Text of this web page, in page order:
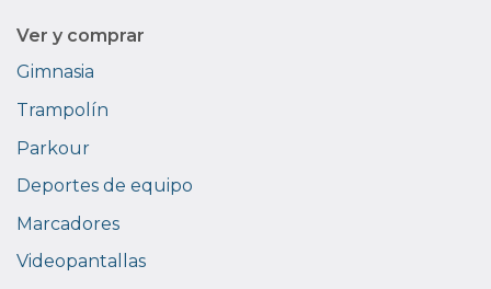
Ver y comprar
Gimnasia
Trampolín
Parkour
Deportes de equipo
Marcadores
Videopantallas